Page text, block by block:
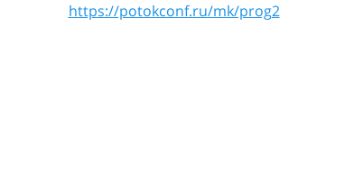
https://potokconf.ru/mk/prog2